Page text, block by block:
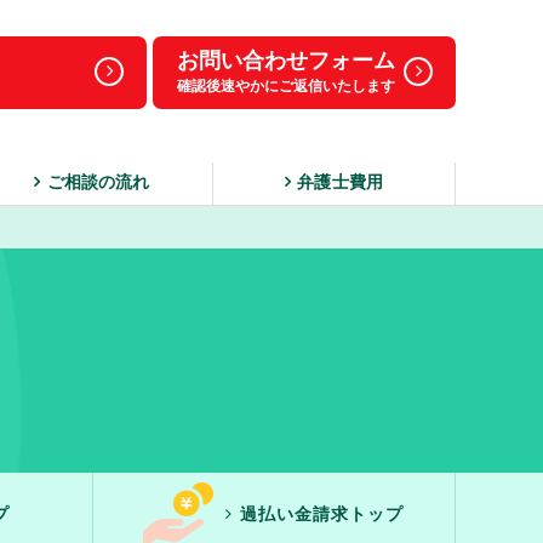
お問い合わせフォーム
確認後速やかにご返信いたします
ご相談の流れ 弁護士費用
過払い金請求トップ